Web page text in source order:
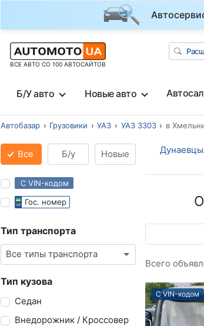
ВСЕ АВТО СО 100 АВТОСАЙТОВ
Б/У авто Новые авто
Автобазар Грузовики УАЗ УАЗ 3303 в
Все Б/у Новые
С VIN-кодом
Гос. номер
Тип транспорта
Все типы транспорта
Тип кузова
Седан
Внедорожник / Кроссовер
Дунаевцы
Всего
С VIN-кодом